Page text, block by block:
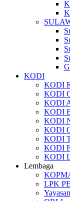
KODI
KODI
KODI
KODI
KODI
KODI
KODI
KODI
KODI
KODI
Lembaga
LPK